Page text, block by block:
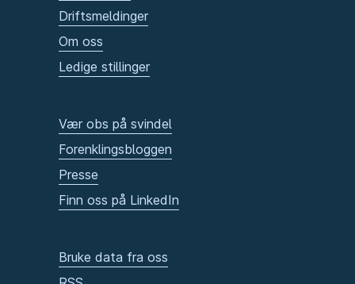
Driftsmeldinger
Om oss
Ledige stillinger
Vær obs på svindel
Forenklingsbloggen
Presse
Finn oss på LinkedIn
Bruke data fra oss